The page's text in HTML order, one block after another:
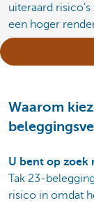
uiteraard
een hoger
Waarom
U bent op zoek
Tak 23-
risico in omdat